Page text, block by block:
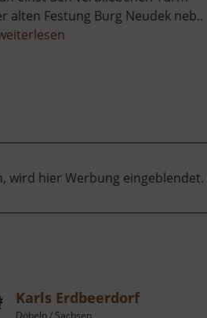
alten Festung Burg Neudek neb..
wird hier Werbung eingeblendet.
Karls Erdbeerdorf
Döbeln / Sachsen